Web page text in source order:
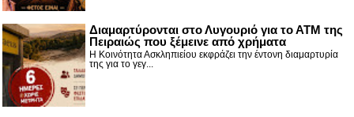
Διαμαρτύρονται στο Λυγουριό για το ΑΤΜ της
Πειραιώς που ξέμεινε από χρήματα
Η Κοινότητα Ασκληπιείου εκφράζει την έντονη διαμαρτυρία
της για το γεγ...